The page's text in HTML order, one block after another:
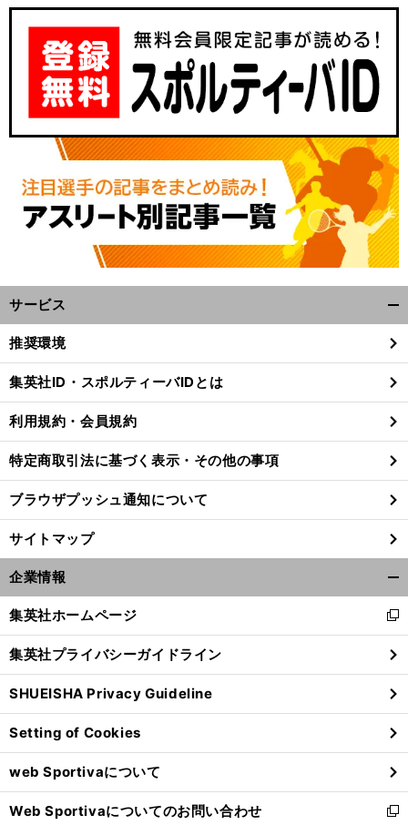
サービス
閉
る
推奨環境
集英社ID・スポルティーバIDとは
利用規約・会員規約
特定商取引法に基づく表示・その他の事項
ブラウザプッシュ通知について
サイトマップ
企業情報
閉
る
集英社ホームページ
新
し
い
ウ
ィ
ン
ド
ウ
で
開
く
集英社プライバシーガイドライン
SHUEISHA Privacy Guideline
Setting of Cookies
web Sportivaについて
Web Sportivaについてのお問い合わせ
新